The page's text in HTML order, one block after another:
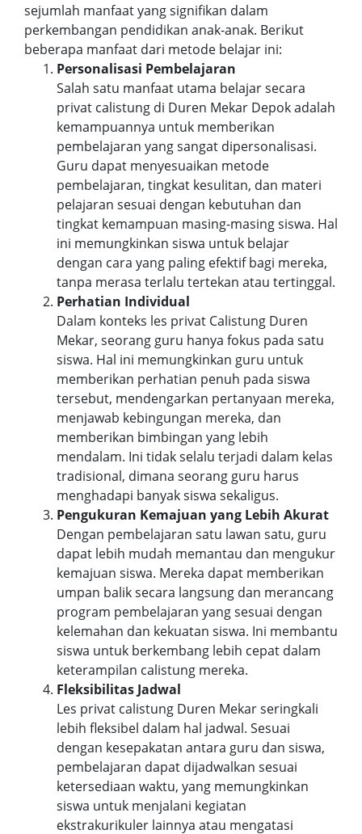
sejumlah manfaat yang signifikan dalam
perkembangan pendidikan anak-anak. Berikut
beberapa manfaat dari metode belajar ini:
Personalisasi Pembelajaran
Salah satu manfaat utama belajar secara
privat calistung di Duren Mekar Depok adalah
kemampuannya untuk memberikan
pembelajaran yang sangat dipersonalisasi.
Guru dapat menyesuaikan metode
pembelajaran, tingkat kesulitan, dan materi
pelajaran sesuai dengan kebutuhan dan
tingkat kemampuan masing-masing siswa. Hal
ini memungkinkan siswa untuk belajar
dengan cara yang paling efektif bagi mereka,
tanpa merasa terlalu tertekan atau tertinggal.
Perhatian Individual
Dalam konteks les privat Calistung Duren
Mekar, seorang guru hanya fokus pada satu
siswa. Hal ini memungkinkan guru untuk
memberikan perhatian penuh pada siswa
tersebut, mendengarkan pertanyaan mereka,
menjawab kebingungan mereka, dan
memberikan bimbingan yang lebih
mendalam. Ini tidak selalu terjadi dalam kelas
tradisional, dimana seorang guru harus
menghadapi banyak siswa sekaligus.
Pengukuran Kemajuan yang Lebih Akurat
Dengan pembelajaran satu lawan satu, guru
dapat lebih mudah memantau dan mengukur
kemajuan siswa. Mereka dapat memberikan
umpan balik secara langsung dan merancang
program pembelajaran yang sesuai dengan
kelemahan dan kekuatan siswa. Ini membantu
siswa untuk berkembang lebih cepat dalam
keterampilan calistung mereka.
Fleksibilitas Jadwal
Les privat calistung Duren Mekar seringkali
lebih fleksibel dalam hal jadwal. Sesuai
dengan kesepakatan antara guru dan siswa,
pembelajaran dapat dijadwalkan sesuai
ketersediaan waktu, yang memungkinkan
siswa untuk menjalani kegiatan
ekstrakurikuler lainnya atau mengatasi